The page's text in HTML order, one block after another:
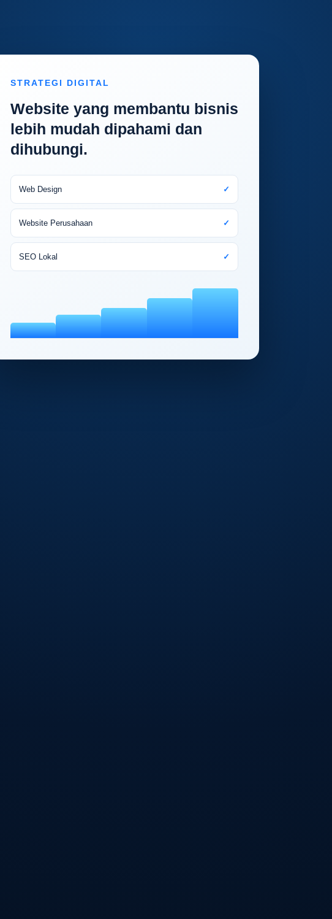
STRATEGI DIGITAL
Website yang membantu bisnis
lebih mudah dipahami dan
dihubungi.
Web Design ✓
Website Perusahaan ✓
SEO Lokal ✓